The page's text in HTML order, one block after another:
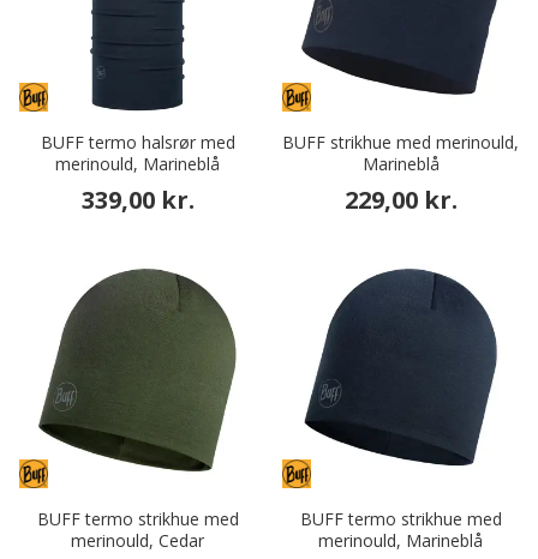
BUFF termo halsrør med
merinould, Marineblå
339,00 kr.
BUFF strikhue med merinould,
Marineblå
229,00 kr.
BUFF termo strikhue med
merinould, Cedar
BUFF termo strikhue med
merinould, Marineblå